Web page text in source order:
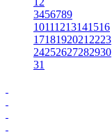
3456789
10111213141516
1718192021 2223
24252627282930
31